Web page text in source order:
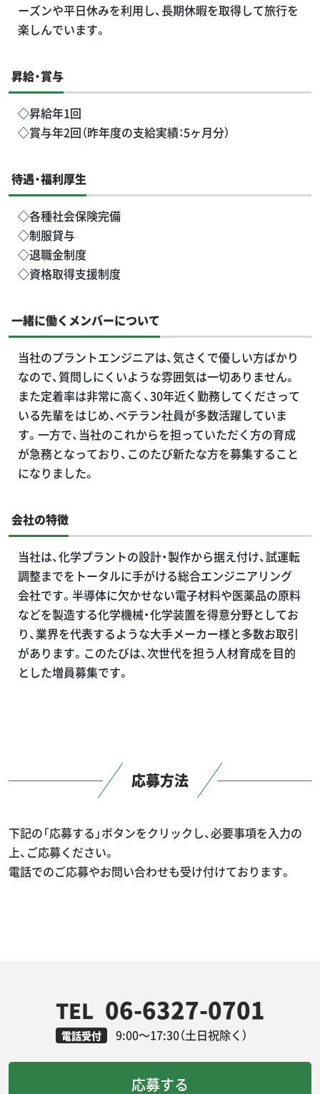
ーズンや平日休みを利用し、長期休暇を取得して旅行を
楽しんでいます。
昇給・賞与
◇昇給年1回
◇賞与年2回（昨年度の支給実績：5ヶ月分）
待遇・福利厚生
◇各種社会保険完備
◇制服貸与
◇退職金制度
◇資格取得支援制度
一緒に働くメンバーについて
当社のプラントエンジニアは、気さくで優しい方ばかり
なので、質問しにくいような雰囲気は一切ありません。
また定着率は非常に高く、30年近く勤務してくださって
いる先輩をはじめ、ベテラン社員が多数活躍していま
す。一方で、当社のこれからを担っていただく方の育成
が急務となっており、このたび新たな方を募集すること
になりました。
会社の特徴
当社は、化学プラントの設計・製作から据え付け、試運転
調整までをトータルに手がける総合エンジニアリング
会社です。半導体に欠かせない電子材料や医薬品の原料
などを製造する化学機械・化学装置を得意分野としてお
り、業界を代表するような大手メーカー様と多数お取引
があります。このたびは、次世代を担う人材育成を目的
とした増員募集です。
応募方法
下記の「応募する」ボタンをクリックし、必要事項を入力の
上、ご応募ください。
電話でのご応募やお問い合わせも受け付けております。
TEL 06-6327-0701
電話受付 9:00～17:30（土日祝除く）
応募する